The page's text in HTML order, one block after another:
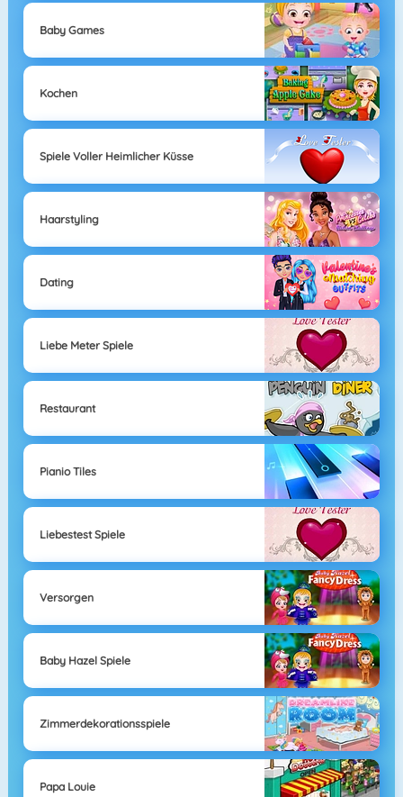
Baby Games
Kochen
Spiele Voller Heimlicher Küsse
Haarstyling
Dating
Liebe Meter Spiele
Restaurant
Pianio Tiles
Liebestest Spiele
Versorgen
Baby Hazel Spiele
Zimmerdekorationsspiele
Papa Louie